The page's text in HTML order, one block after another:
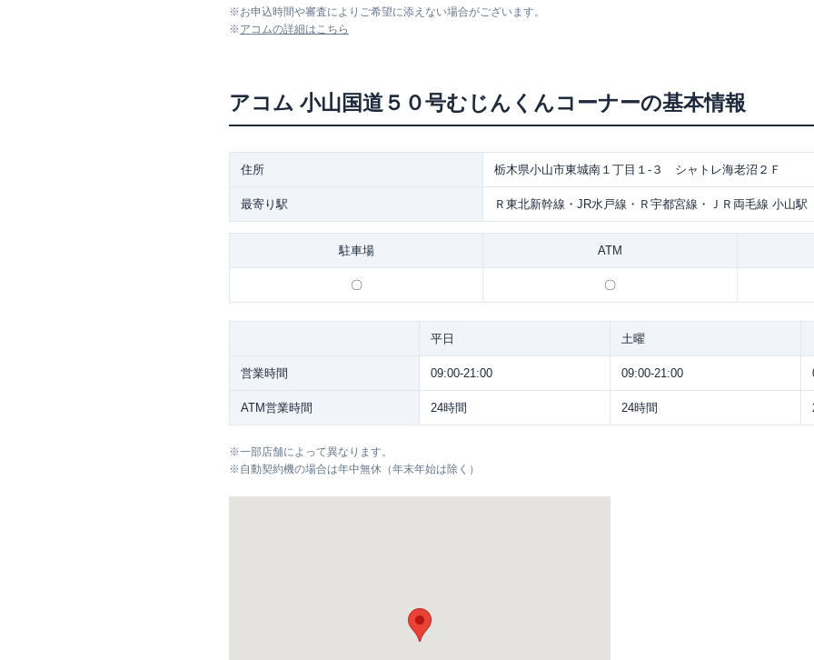
※お申込時間や審査によりご希望に添えない場合がございます。
※アコムの詳細はこちら
アコム 小山国道５０号むじんくんコーナーの基本情報
住所 栃木県小山市東城南１丁目１-３ シャトレ海老沼２Ｆ
最寄り駅 Ｒ東北新幹線・JR水戸線・Ｒ宇都宮線・ＪＲ両毛線 小山駅
駐車場 ATM
〇 〇
平日 土曜
営業時間 09:00-21:00 09:00-21:00
ATM営業時間 24時間 24時間
※一部店舗によって異なります。
※自動契約機の場合は年中無休（年末年始は除く）